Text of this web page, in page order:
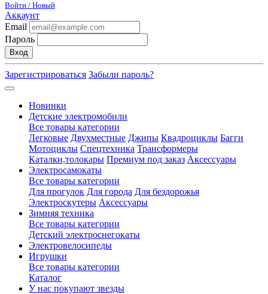
Войти / Новый
Аккаунт
Email
Пароль
Вход
Зарегистрироваться Забыли пароль?
Новинки
Детские электромобили
Все товары категории
Легковые Двухместные Джипы Квадроциклы Багги
Мотоциклы Спецтехника Трансформеры
Каталки,толокары Премиум под заказ Аксессуары
Электросамокаты
Все товары категории
Для прогулок Для города Для бездорожья
Электроскутеры Аксессуары
Зимняя техника
Все товары категории
Детский электроснегокаты
Электровелосипеды
Игрушки
Все товары категории
Каталог
У нас покупают звезды